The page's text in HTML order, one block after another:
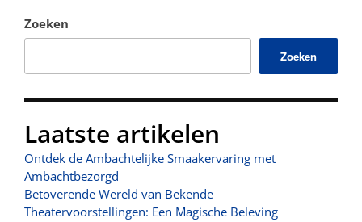
Zoeken
Zoeken
Laatste artikelen
Ontdek de Ambachtelijke Smaakervaring met
Ambachtbezorgd
Betoverende Wereld van Bekende
Theatervoorstellingen: Een Magische Beleving